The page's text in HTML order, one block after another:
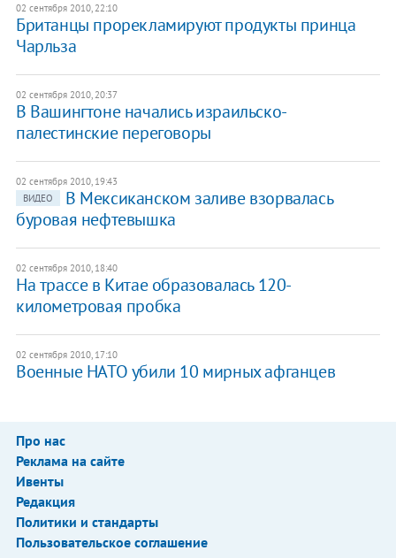
02 сентября 2010, 22:10
Британцы прорекламируют продукты принца
Чарльза
02 сентября 2010, 20:37
В Вашингтоне начались израильско-
палестинские переговоры
02 сентября 2010, 19:43
ВИДЕО
В Мексиканском заливе взорвалась
буровая нефтевышка
02 сентября 2010, 18:40
На трассе в Китае образовалась 120-
километровая пробка
02 сентября 2010, 17:10
Военные НАТО убили 10 мирных афганцев
Про нас
Реклама на сайте
Ивенты
Редакция
Политики и стандарты
Пользовательское соглашение